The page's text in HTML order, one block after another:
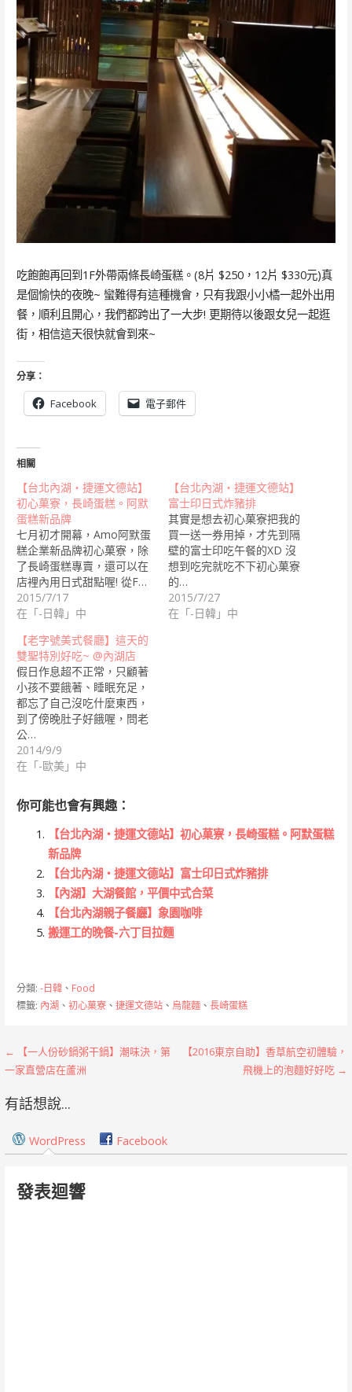
吃飽飽再回到1F外帶兩條長崎蛋糕。(8片 $250，12片 $330元)真
是個愉快的夜晚~ 蠻難得有這種機會，只有我跟小小橘一起外出用
餐，順利且開心，我們都跨出了一大步! 更期待以後跟女兒一起逛
街，相信這天很快就會到來~
分享：
Facebook 電子郵件
相關
【台北內湖‧捷運文德站】
初心菓寮，長崎蛋糕。阿默
蛋糕新品牌
七月初才開幕，Amo阿默蛋
糕企業新品牌初心菓寮，除
了長崎蛋糕專賣，還可以在
店裡內用日式甜點喔! 從F…
2015/7/17
在「-日韓」中
【台北內湖‧捷運文德站】
富士印日式炸豬排
其實是想去初心菓寮把我的
買一送一券用掉，才先到隔
壁的富士印吃午餐的XD 沒
想到吃完就吃不下初心菓寮
的…
2015/7/27
在「-日韓」中
【老字號美式餐廳】這天的
雙聖特別好吃~ @內湖店
假日作息超不正常，只顧著
小孩不要餓著、睡眠充足，
都忘了自己沒吃什麼東西，
到了傍晚肚子好餓喔，問老
公…
2014/9/9
在「-歐美」中
你可能也會有興趣：
【台北內湖‧捷運文德站】初心菓寮，長崎蛋糕。阿默蛋糕
新品牌
【台北內湖‧捷運文德站】富士印日式炸豬排
【內湖】大湖餐館，平價中式合菜
【台北內湖親子餐廳】象園咖啡
搬運工的晚餐-六丁目拉麵
分類: -日韓、 Food
標籤: 內湖 、 初心菓寮、 捷運文德站、 烏龍麵、 長崎蛋糕
文
章
導
覽
← 【一人份砂鍋粥干鍋】潮味決，第
一家直營店在蘆洲
【2016東京自助】香草航空初體驗，
飛機上的泡麵好好吃 →
有話想說...
WordPress Facebook
發表迴響